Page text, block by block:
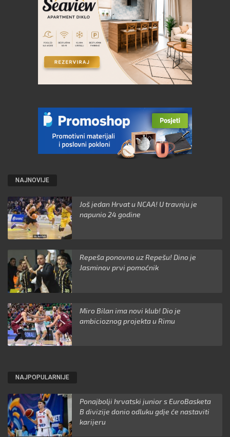
NAJNOVIJE
Još jedan Hrvat u NCAA! U travnju je
napunio 24 godine
Repeša ponovno uz Repešu! Dino je
Jasminov prvi pomoćnik
Miro Bilan ima novi klub! Dio je
ambicioznog projekta u Rimu
NAJPOPULARNIJE
Ponajbolji hrvatski junior s EuroBasketa
B divizije donio odluku gdje će nastaviti
karijeru